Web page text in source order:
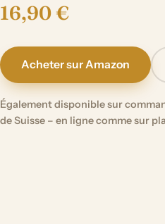
16,90 €
Acheter sur Amazon
Également disponible sur
de Suisse – en ligne comme sur